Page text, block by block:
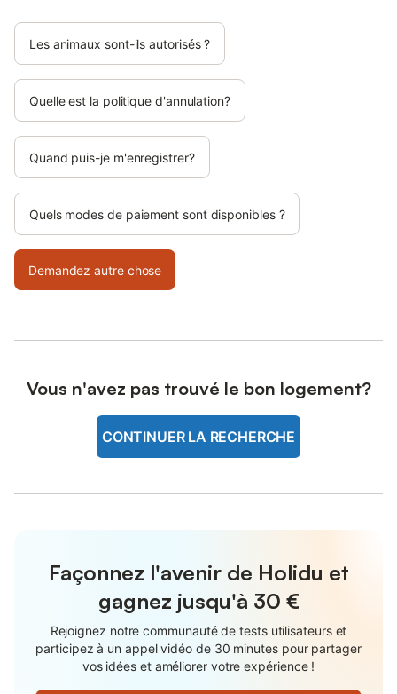
Les animaux sont-ils autorisés ?
Quelle est la politique d'annulation?
Quand puis-je m'enregistrer?
Quels modes de paiement sont disponibles ?
Demandez autre chose
Vous n'avez pas trouvé le bon logement?
CONTINUER LA RECHERCHE
Façonnez l'avenir de Holidu et
gagnez jusqu'à 30 €
Rejoignez notre communauté de tests utilisateurs et
participez à un appel vidéo de 30 minutes pour partager
vos idées et améliorer votre expérience !